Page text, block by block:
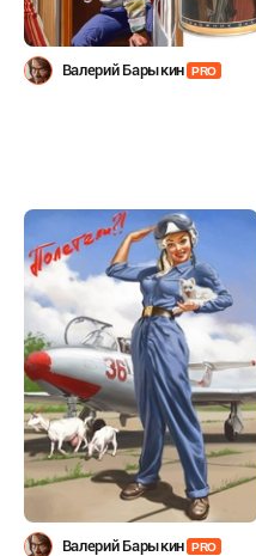
Валерий Барыкин PRO
Валерий Барыкин PRO